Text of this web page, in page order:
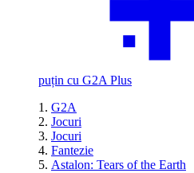
puțin cu G2A Plus
G2A
Jocuri
Jocuri
Fantezie
Astalon: Tears of the Earth